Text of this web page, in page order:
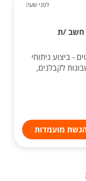
לפני שעה
חשב /ת
- ביצוע ניתוחי
לקבלנים,
מועמדות